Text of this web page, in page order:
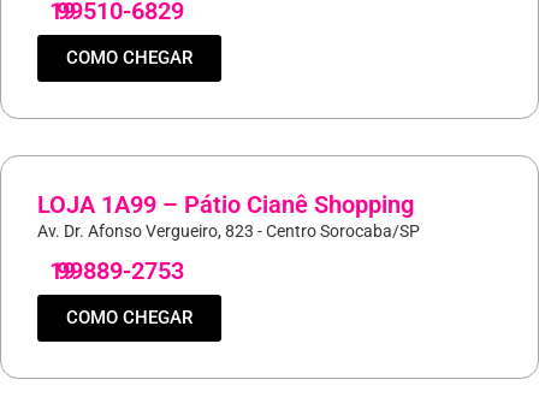
19
99510-6829
COMO CHEGAR
LOJA 1A99 – Pátio Cianê Shopping
Av. Dr. Afonso Vergueiro, 823 - Centro Sorocaba/SP
19
99889-2753
COMO CHEGAR